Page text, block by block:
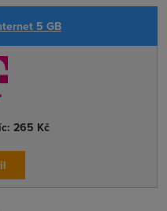
5 GB
265 Kč